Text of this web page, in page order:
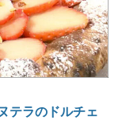
テラのドルチェ